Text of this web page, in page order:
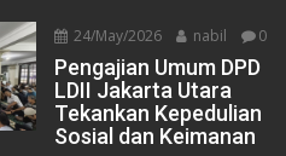
24/May/2026 nabil 0
Pengajian Umum DPD
LDII Jakarta Utara
Tekankan Kepedulian
Sosial dan Keimanan